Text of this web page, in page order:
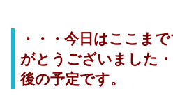
・・・今日はここま
がとうございました
後の予定です。